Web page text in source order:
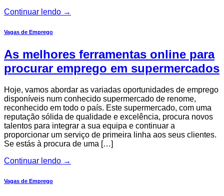
Continuar lendo →
Vagas de Emprego
As melhores ferramentas online para
procurar emprego em supermercados
Hoje, vamos abordar as variadas oportunidades de emprego
disponíveis num conhecido supermercado de renome,
reconhecido em todo o país. Este supermercado, com uma
reputação sólida de qualidade e excelência, procura novos
talentos para integrar a sua equipa e continuar a
proporcionar um serviço de primeira linha aos seus clientes.
Se estás à procura de uma […]
Continuar lendo →
Vagas de Emprego